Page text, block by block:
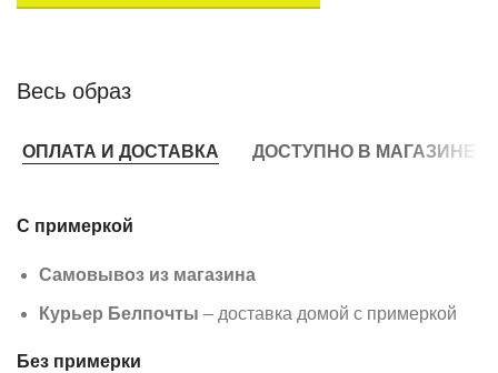
Весь образ
ОПЛАТА И ДОСТАВКА ДОСТУПНО В МАГАЗИНЕ
С примеркой
Самовывоз из магазина
Курьер Белпочты – доставка домой с примеркой
Без примерки